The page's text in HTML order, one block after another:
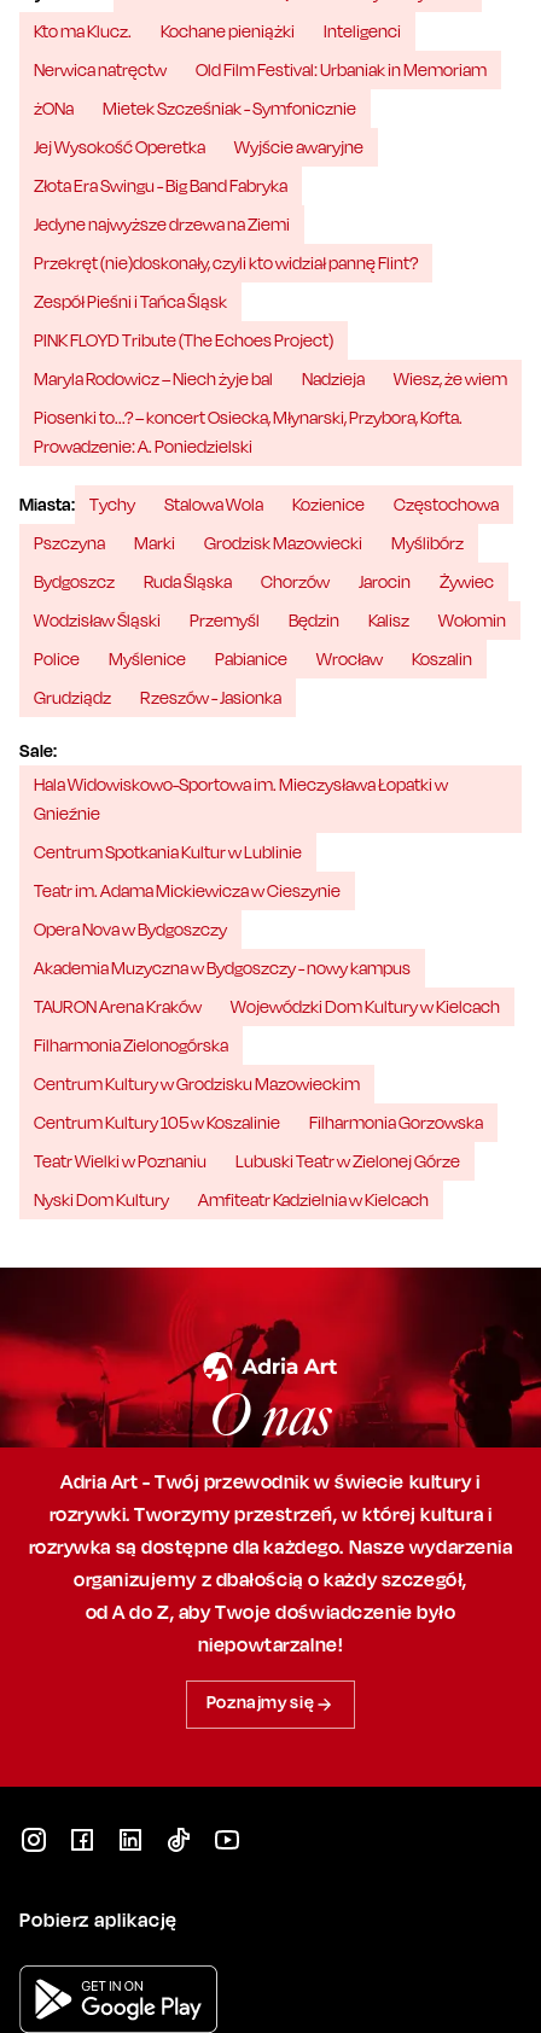
Kto ma Klucz.
Kochane pieniążki
Inteligenci
Nerwica natręctw
Old Film Festival: Urbaniak in Memoriam
żONa
Mietek Szcześniak - Symfonicznie
Jej Wysokość Operetka
Wyjście awaryjne
Złota Era Swingu - Big Band Fabryka
Jedyne najwyższe drzewa na Ziemi
Przekręt (nie)doskonały, czyli kto widział pannę Flint?
Zespół Pieśni i Tańca Śląsk
PINK FLOYD Tribute (The Echoes Project)
Maryla Rodowicz – Niech żyje bal
Nadzieja
Wiesz, że wiem
Piosenki to...? – koncert Osiecka, Młynarski, Przybora, Kofta.
Prowadzenie: A. Poniedzielski
Miasta: Tychy Stalowa Wola Kozienice
Częstochowa
Pszczyna
Marki Grodzisk Mazowiecki
Myślibórz
Bydgoszcz
Ruda Śląska Chorzów Jarocin
Żywiec
Wodzisław Śląski
Przemyśl Będzin Kalisz
Wołomin
Police
Myślenice Pabianice Wrocław
Koszalin
Grudziądz
Rzeszów - Jasionka
Sale:
Hala Widowiskowo-Sportowa im. Mieczysława Łopatki w
Gnieźnie
Centrum Spotkania Kultur w Lublinie
Teatr im. Adama Mickiewicza w Cieszynie
Opera Nova w Bydgoszczy
Akademia Muzyczna w Bydgoszczy - nowy kampus
TAURON Arena Kraków
Wojewódzki Dom Kultury w Kielcach
Filharmonia Zielonogórska
Centrum Kultury w Grodzisku Mazowieckim
Centrum Kultury 105 w Koszalinie
Filharmonia Gorzowska
Teatr Wielki w Poznaniu
Lubuski Teatr w Zielonej Górze
Nyski Dom Kultury
Amfiteatr Kadzielnia w Kielcach
O nas
Adria Art - Twój przewodnik w świecie kultury i
rozrywki. Tworzymy przestrzeń,w której kultura i
rozrywka są dostępne dla każdego. Nasze wydarzenia
organizujemy z dbałością o każdy szczegół,
od A do Z, abyTwoje doświadczenie było
niepowtarzalne!
Poznajmy się
Pobierz aplikację